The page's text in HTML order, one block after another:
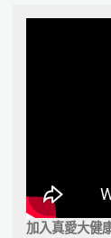
加入真愛大健